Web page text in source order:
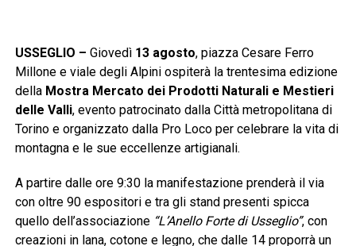
USSEGLIO – Giovedì 13 agosto, piazza Cesare Ferro
Millone e viale degli Alpini ospiterà la trentesima edizione
della Mostra Mercato dei Prodotti Naturali e Mestieri
delle Valli, evento patrocinato dalla Città metropolitana di
Torino e organizzato dalla Pro Loco per celebrare la vita di
montagna e le sue eccellenze artigianali.
A partire dalle ore 9:30 la manifestazione prenderà il via
con oltre 90 espositori e tra gli stand presenti spicca
quello dell’associazione “L’Anello Forte di Usseglio”, con
creazioni in lana, cotone e legno, che dalle 14 proporrà un